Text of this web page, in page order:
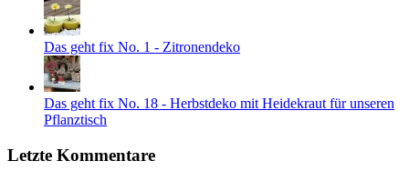
Das geht fix No. 1 - Zitronendeko
Das geht fix No. 18 - Herbstdeko mit Heidekraut für unseren
Pflanztisch
Letzte Kommentare